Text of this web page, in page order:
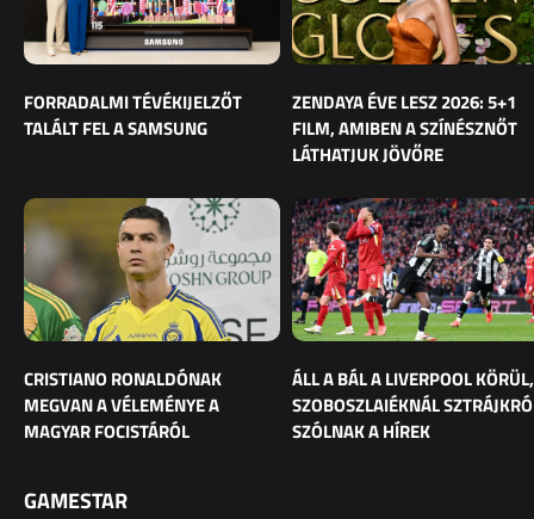
FORRADALMI TÉVÉKIJELZŐT
TALÁLT FEL A SAMSUNG
ZENDAYA ÉVE LESZ 2026: 5+1
FILM, AMIBEN A SZÍNÉSZNŐT
LÁTHATJUK JÖVŐRE
CRISTIANO RONALDÓNAK
MEGVAN A VÉLEMÉNYE A
MAGYAR FOCISTÁRÓL
ÁLL A BÁL A LIVERPOOL KÖRÜL,
SZOBOSZLAIÉKNÁL
SZÓLNAK A HÍREK
GAMESTAR